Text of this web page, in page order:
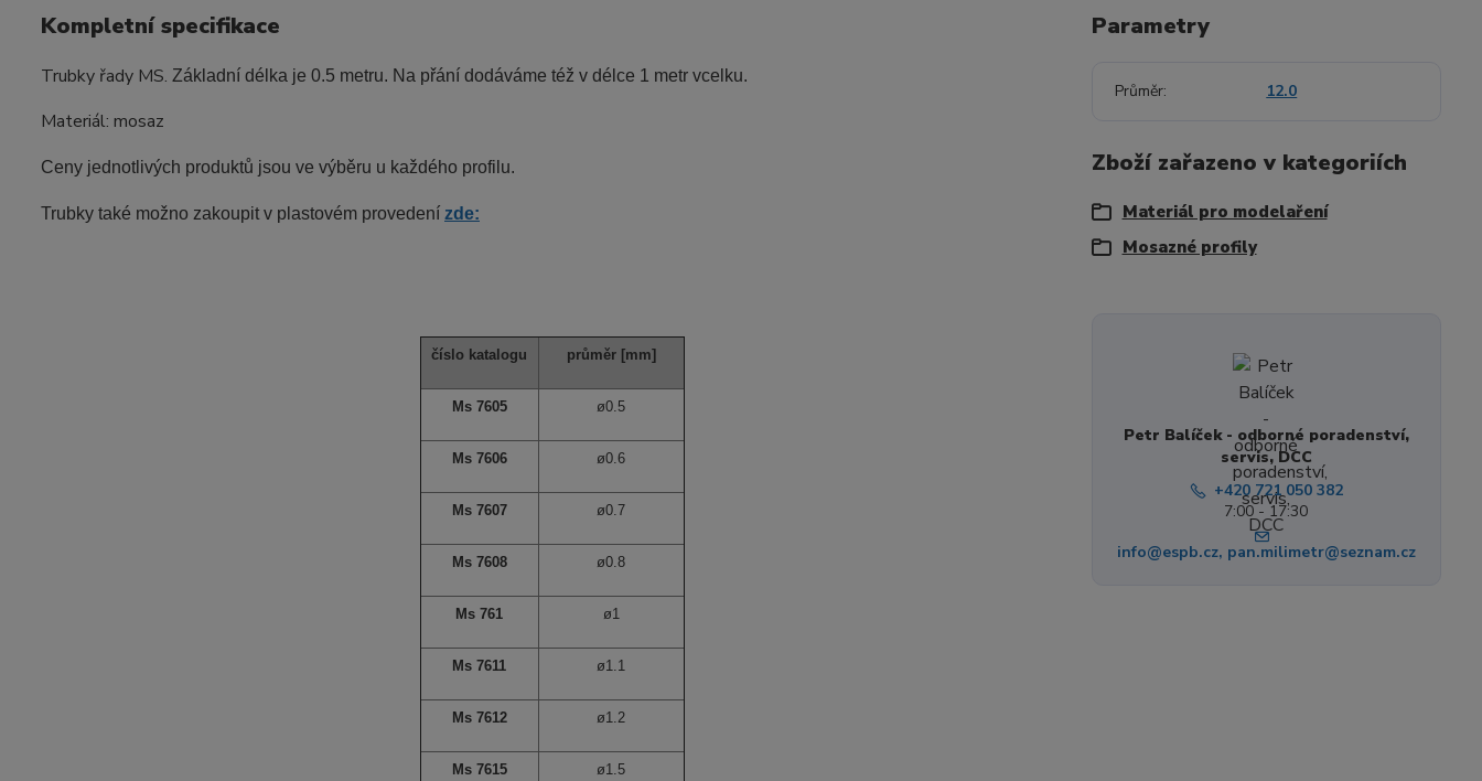
Kompletní specifikace
Trubky řady MS. Základní délka je 0.5 metru. Na přání dodáváme též v délce 1 metr vcelku.
Materiál: mosaz
Ceny jednotlivých produktů jsou ve výběru u každého profilu.
Trubky také možno zakoupit v plastovém provedení zde:
číslo katalogu průměr [mm]
Ms 7605 ø0.5
Ms 7606 ø0.6
Ms 7607 ø0.7
Ms 7608 ø0.8
Ms 761 ø1
Ms 7611 ø1.1
Ms 7612 ø1.2
Ms 7615 ø1.5
Parametry
Průměr 12.0
Zboží zařazeno v kategoriích
Materiál pro modelaření
Mosazné profily
Petr Balíček - odborné poradenství,
servis, DCC
+420 721 050 382
7:00 - 17:30
info@espb.cz, pan.milimetr@seznam.cz